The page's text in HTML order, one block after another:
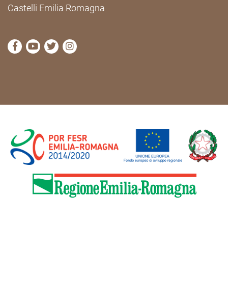
Castelli Emilia Romagna
visit Cammini Emilia-Romagna Facebook profile
visit Cammini Emilia-Romagna YouTube profile
visit Cammini Emilia-Romagna Twitter
visit Cammini Emilia-Romagna